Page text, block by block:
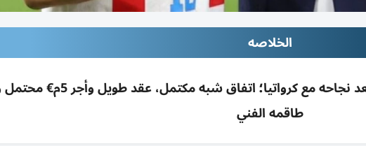
الخلاصه
داليتش يعود للإمارات لقيادة الأبيض بعد نجاحه مع كرواتيا؛
طاقمه الفني